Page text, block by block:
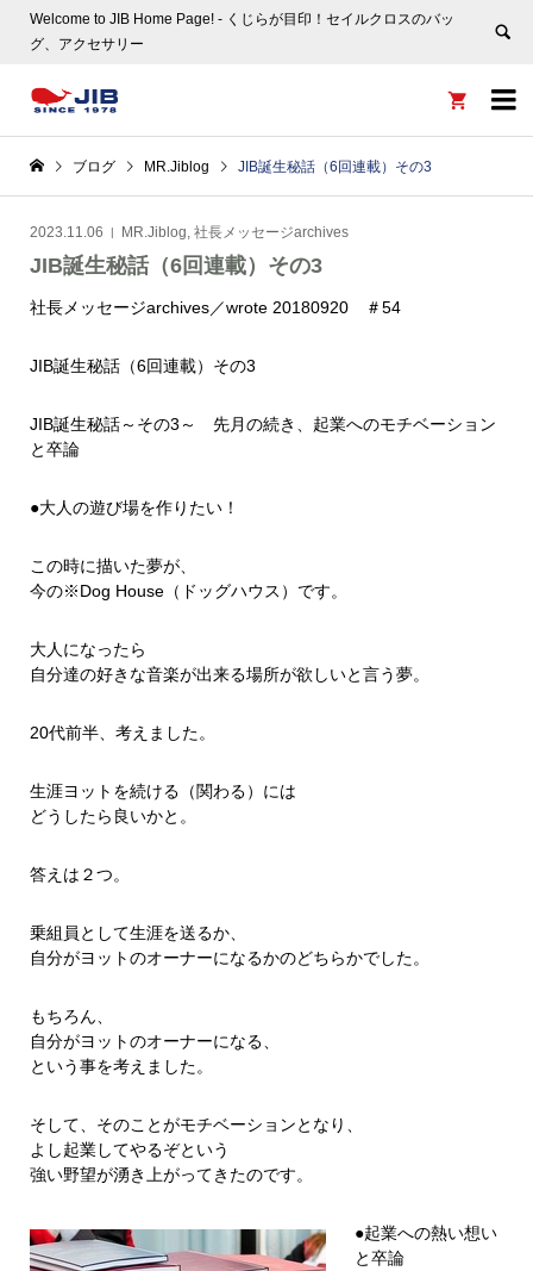
Welcome to JIB Home Page! ‐ くじらが目印！セイルクロスのバッ
グ、アクセサリー


ブログ MR.Jiblog JIB誕生秘話（6回連載）その3
2023.11.06 MR.Jiblog, 社長メッセージarchives
JIB誕生秘話（6回連載）その3
社長メッセージarchives／wrote 20180920 ＃54
JIB誕生秘話（6回連載）その3
JIB誕生秘話～その3～ 先月の続き、起業へのモチベーション
と卒論
●大人の遊び場を作りたい！
この時に描いた夢が、
今の※Dog House（ドッグハウス）です。
大人になったら
自分達の好きな音楽が出来る場所が欲しいと言う夢。
20代前半、考えました。
生涯ヨットを続ける（関わる）には
どうしたら良いかと。
答えは２つ。
乗組員として生涯を送るか、
自分がヨットのオーナーになるかのどちらかでした。
もちろん、
自分がヨットのオーナーになる、
という事を考えました。
そして、そのことがモチベーションとなり、
よし起業してやるぞという
強い野望が湧き上がってきたのです。
●起業への熱い想い
と卒論